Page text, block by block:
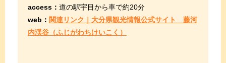
access： 道の駅宇目から車で約20分
web： 関連リンク｜大分県観光情報公式サイト 藤河
内渓谷（ふじがわちけいこく）